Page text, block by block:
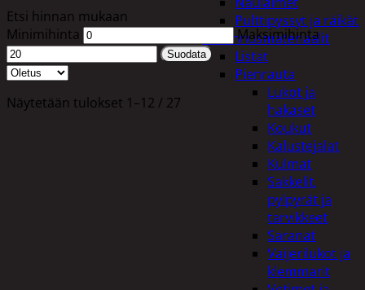
Pulttipyssyt ja räikät
Rakennusmateriaalit
Listat
Pienrauta
Lukot ja
hakaset
Koukut
Kalustejalat
Kulmat
Sakkelit,
pylpyrät ja
tarvikkeet
Saranat
Vaijerilukot ja
klemmarit
Etsi hinnan mukaan
Minimihinta
Maksimihinta
Suodata
Näytetään tulokset 1–12 / 27